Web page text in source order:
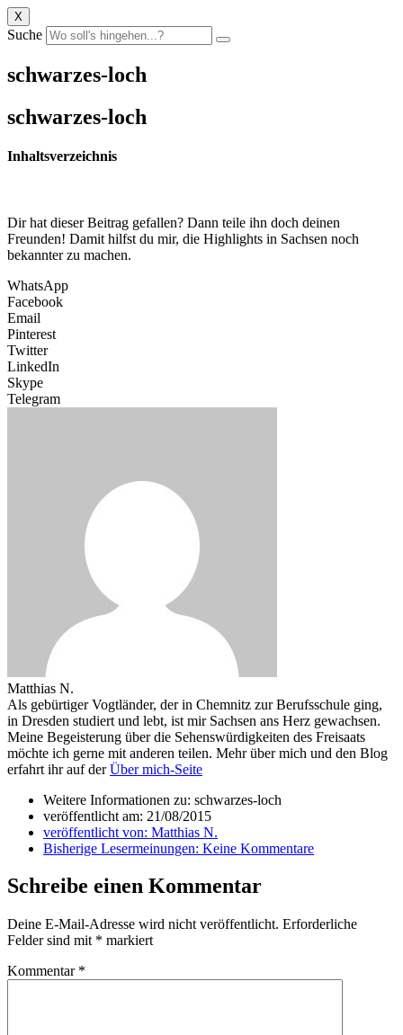
X
Suche
schwarzes-loch
schwarzes-loch
Inhaltsverzeichnis
Dir hat dieser Beitrag gefallen? Dann teile ihn doch deinen
Freunden! Damit hilfst du mir, die Highlights in Sachsen noch
bekannter zu machen.
WhatsApp
Facebook
Email
Pinterest
Twitter
LinkedIn
Skype
Telegram
Matthias N.
Als gebürtiger Vogtländer, der in Chemnitz zur Berufsschule ging,
in Dresden studiert und lebt, ist mir Sachsen ans Herz gewachsen.
Meine Begeisterung über die Sehenswürdigkeiten des Freisaats
möchte ich gerne mit anderen teilen. Mehr über mich und den Blog
erfahrt ihr auf derÜber mich-Seite
Weitere Informationen zu: schwarzes-loch
veröffentlicht am: 21/08/2015
veröffentlicht von: Matthias N.
Bisherige Lesermeinungen: Keine Kommentare
Schreibe einen Kommentar
Deine E-Mail-Adresse wird nicht veröffentlicht. Erforderliche
Felder sind mit * markiert
Kommentar *